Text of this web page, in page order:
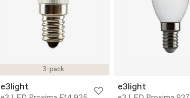
3-pack
e3light e3light